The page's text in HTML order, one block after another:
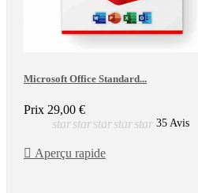
Microsoft Office Standard...
Prix 29,00 €
starstarstarstarstar 35 Avis
 Aperçu rapide